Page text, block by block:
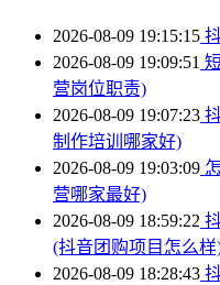
2026-08-09 19:15:15
2026-08-09 19:09:51
营岗位职责)
2026-08-09 19:07:23
制作培训哪家好)
2026-08-09 19:03:09
营哪家最好)
2026-08-09 18:59:22
(抖音团购项目怎么样
2026-08-09 18:28:43